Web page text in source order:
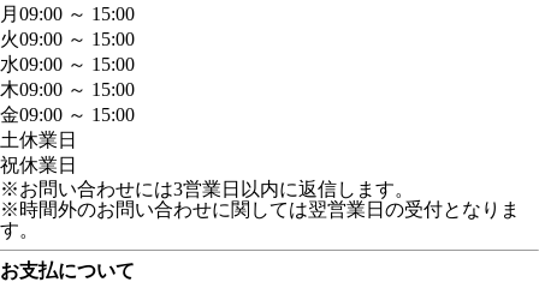
月 09:00 ～ 15:00
火09:00 ～ 15:00
水09:00 ～ 15:00
木09:00 ～ 15:00
金09:00 ～ 15:00
土休業日
祝休業日
※お問い合わせには3営業日以内に返信します。
※時間外のお問い合わせに関しては翌営業日の受付となりま
す。
お支払について